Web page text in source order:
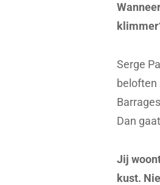
Serge
beloften
Dan
Jij
kust.